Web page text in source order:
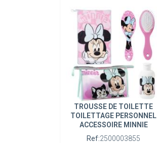
TROUSSE DE TOILETTE
TOILETTAGE PERSONNEL
ACCESSOIRE MINNIE
Ref:2500003855